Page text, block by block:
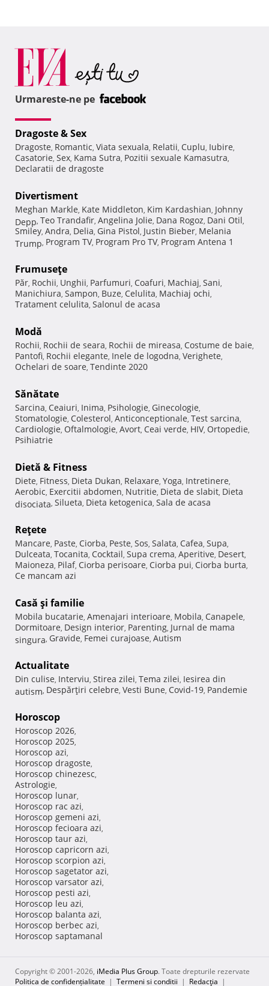
Urmareste-ne pe
Dragoste & Sex
Dragoste, Romantic, Viata sexuala, Relatii, Cuplu, Iubire,
Casatorie, Sex, Kama Sutra, Pozitii sexuale Kamasutra,
Declaratii de dragoste
Divertisment
Meghan Markle, Kate Middleton, Kim Kardashian, Johnny
Depp, Teo Trandafir, Angelina Jolie, Dana Rogoz, Dani Otil,
Smiley, Andra, Delia, Gina Pistol, Justin Bieber, Melania
Trump, Program TV, Program Pro TV, Program Antena 1
Frumuseţe
Păr, Rochii, Unghii, Parfumuri, Coafuri, Machiaj, Sani,
Manichiura, Sampon, Buze, Celulita, Machiaj ochi,
Tratament celulita, Salonul de acasa
Modă
Rochii, Rochii de seara, Rochii de mireasa, Costume de baie,
Pantofi, Rochii elegante, Inele de logodna, Verighete,
Ochelari de soare, Tendinte 2020
Sănătate
Sarcina, Ceaiuri, Inima, Psihologie, Ginecologie,
Stomatologie, Colesterol, Anticonceptionale, Test sarcina,
Cardiologie, Oftalmologie, Avort, Ceai verde, HIV, Ortopedie,
Psihiatrie
Dietă & Fitness
Diete, Fitness, Dieta Dukan, Relaxare, Yoga, Intretinere,
Aerobic, Exercitii abdomen, Nutritie, Dieta de slabit, Dieta
disociata, Silueta, Dieta ketogenica, Sala de acasa
Reţete
Mancare, Paste, Ciorba, Peste, Sos, Salata, Cafea, Supa,
Dulceata, Tocanita, Cocktail, Supa crema, Aperitive, Desert,
Maioneza, Pilaf, Ciorba perisoare, Ciorba pui, Ciorba burta,
Ce mancam azi
Casă şi familie
Mobila bucatarie, Amenajari interioare, Mobila, Canapele,
Dormitoare, Design interior, Parenting, Jurnal de mama
singura, Gravide, Femei curajoase, Autism
Actualitate
Din culise, Interviu, Stirea zilei, Tema zilei, Iesirea din
autism, Despărţiri celebre, Vesti Bune, Covid-19, Pandemie
Horoscop
Horoscop 2026,
Horoscop 2025,
Horoscop azi,
Horoscop dragoste,
Horoscop chinezesc,
Astrologie,
Horoscop lunar,
Horoscop rac azi,
Horoscop gemeni azi,
Horoscop fecioara azi,
Horoscop taur azi,
Horoscop capricorn azi,
Horoscop scorpion azi,
Horoscop sagetator azi,
Horoscop varsator azi,
Horoscop pesti azi,
Horoscop leu azi,
Horoscop balanta azi,
Horoscop berbec azi,
Horoscop saptamanal
Copyright © 2001-2026, iMedia Plus Group. Toate drepturile rezervate
Politica de confidențialitate | Termeni si conditii | Redacţia |